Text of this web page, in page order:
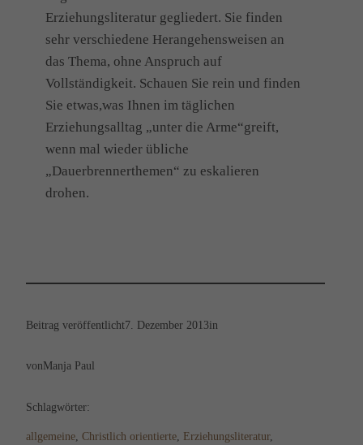
Erziehungsliteratur gegliedert. Sie finden
sehr verschiedene Herangehensweisen an
das Thema, ohne Anspruch auf
Vollständigkeit. Schauen Sie rein und finden
Sie etwas,was Ihnen im täglichen
Erziehungsalltag „unter die Arme“greift,
wenn mal wieder übliche
„Dauerbrennerthemen“ zu eskalieren
drohen.
Beitrag veröffentlicht7. Dezember 2013in
vonManja Paul
Schlagwörter:
allgemeine Christlich orientierte Erziehungsliteratur